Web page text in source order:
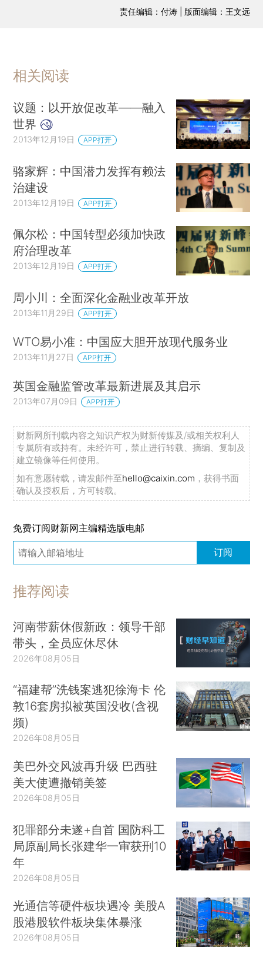
责任编辑：付涛 | 版面编辑：王文远
相关阅读
议题：以开放促改革——融入
世界
2013年12月19日 APP打开
骆家辉：中国潜力发挥有赖法
治建设
2013年12月19日 APP打开
佩尔松：中国转型必须加快政
府治理改革
2013年12月19日 APP打开
周小川：全面深化金融业改革开放
2013年11月29日 APP打开
WTO易小准：中国应大胆开放现代服务业
2013年11月27日 APP打开
英国金融监管改革最新进展及其启示
2013年07月09日 APP打开
财新网所刊载内容之知识产权为财新传媒及/或相关权利人
专属所有或持有。未经许可，禁止进行转载、摘编、复制及
建立镜像等任何使用。
如有意愿转载，请发邮件至hello@caixin.com ，获得书面
确认及授权后，方可转载。
免费订阅财新网主编精选版电邮
订阅
推荐阅读
河南带薪休假新政：领导干部
带头，全员应休尽休
2026年08月05日
“福建帮”洗钱案逃犯徐海卡 伦
敦16套房拟被英国没收(含视
频)
2026年08月05日
美巴外交风波再升级 巴西驻
美大使遭撤销美签
2026年08月05日
犯罪部分未遂+自首 国防科工
局原副局长张建华一审获刑10
年
2026年08月05日
光通信等硬件板块遇冷 美股A
股港股软件板块集体暴涨
2026年08月05日